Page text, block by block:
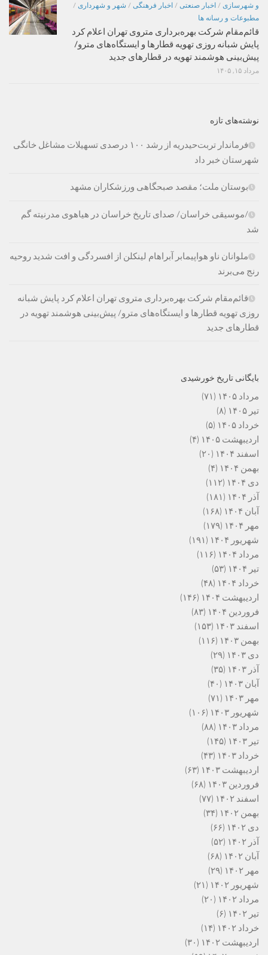
و شهرسازی / اخبار صنعتی / اخبار فرهنگی / شهر و شهرداری /
مطبوعات و رسانه ها
قائم‌مقام شرکت بهره‌برداری متروی تهران اعلام کرد
پایش شبانه روزی تهویه قطارها و ایستگاه‌های مترو/
پیش‌بینی هوشمند تهویه در قطارهای جدید
مرداد ۱۵, ۱۴۰۵
نوشته‌های تازه
فرماندار تربت‌حیدریه از رشد ۱۰۰ درصدی تسهیلات مشاغل خانگی
شهرستان خبر داد
بوستان ملت؛ مقصد صبحگاهی ورزشکاران مشهد
/موسیقی خراسان/ صدای تاریخ خراسان در هیاهوی مدرنیته گم
شد
ملوانان ناو هواپیمابر آبراهام لینکلن از افسردگی و افت شدید روحیه
رنج می‌برند
قائم‌مقام شرکت بهره‌برداری متروی تهران اعلام کرد پایش شبانه
روزی تهویه قطارها و ایستگاه‌های مترو/ پیش‌بینی هوشمند تهویه در
قطارهای جدید
بایگانی تاریخ خورشیدی
مرداد ۱۴۰۵
(۷۱)
تیر ۱۴۰۵
(۸)
خرداد ۱۴۰۵
(۵)
اردیبهشت ۱۴۰۵
(۴)
اسفند ۱۴۰۴
(۲۰)
بهمن ۱۴۰۴
(۴)
دی ۱۴۰۴
(۱۱۲)
آذر ۱۴۰۴
(۱۸۱)
آبان ۱۴۰۴
(۱۶۸)
مهر ۱۴۰۴
(۱۷۹)
شهریور ۱۴۰۴
(۱۹۱)
مرداد ۱۴۰۴
(۱۱۶)
تیر ۱۴۰۴
(۵۳)
خرداد ۱۴۰۴
(۴۸)
اردیبهشت ۱۴۰۴
(۱۴۶)
فروردین ۱۴۰۴
(۸۳)
اسفند ۱۴۰۳
(۱۵۳)
بهمن ۱۴۰۳
(۱۱۶)
دی ۱۴۰۳
(۲۹)
آذر ۱۴۰۳
(۳۵)
آبان ۱۴۰۳
(۴۰)
مهر ۱۴۰۳
(۷۱)
شهریور ۱۴۰۳
(۱۰۶)
مرداد ۱۴۰۳
(۸۸)
تیر ۱۴۰۳
(۱۴۵)
خرداد ۱۴۰۳
(۴۳)
اردیبهشت ۱۴۰۳
(۶۳)
فروردین ۱۴۰۳
(۶۸)
اسفند ۱۴۰۲
(۷۷)
بهمن ۱۴۰۲
(۳۴)
دی ۱۴۰۲
(۶۶)
آذر ۱۴۰۲
(۵۲)
آبان ۱۴۰۲
(۶۸)
مهر ۱۴۰۲
(۲۹)
شهریور ۱۴۰۲
(۲۱)
مرداد ۱۴۰۲
(۲۰)
تیر ۱۴۰۲
(۶)
خرداد ۱۴۰۲
(۱۴)
اردیبهشت ۱۴۰۲
(۳۰)